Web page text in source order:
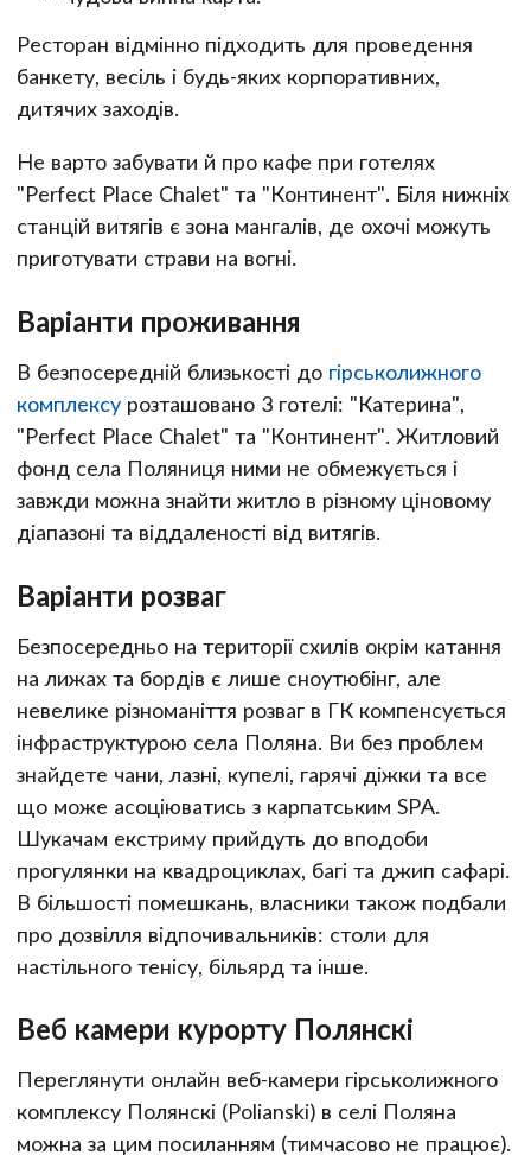
Ресторан відмінно підходить для проведення
банкету, весіль і будь-яких корпоративних,
дитячих заходів.
Не варто забувати й про кафе при готелях
"Perfect Place Chalet" та "Континент". Біля нижніх
станцій витягів є зона мангалів, де охочі можуть
приготувати страви на вогні.
Варіанти проживання
В безпосередній близькості до гірськолижного
комплексу розташовано 3 готелі: "Катерина",
"Perfect Place Chalet" та "Континент". Житловий
фонд села Поляниця ними не обмежується і
завжди можна знайти житло в різному ціновому
діапазоні та віддаленості від витягів.
Варіанти розваг
Безпосередньо на території схилів окрім катання
на лижах та бордів є лише сноутюбінг, але
невелике різноманіття розваг в ГК компенсується
інфраструктурою села Поляна. Ви без проблем
знайдете чани, лазні, купелі, гарячі діжки та все
що може асоціюватись з карпатським SPA.
Шукачам екстриму прийдуть до вподоби
прогулянки на квадроциклах, багі та джип сафарі.
В більшості помешкань, власники також подбали
про дозвілля відпочивальників: столи для
настільного тенісу, більярд та інше.
Веб камери курорту Полянскі
Переглянути онлайн веб-камери гірськолижного
комплексу Полянскі (Polianski) в селі Поляна
можна за цим посиланням (тимчасово не працює).